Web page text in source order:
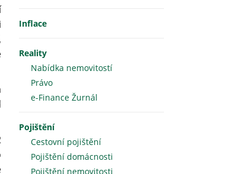
,
Inflace
Reality
Nabídka nemovitostí
Právo
e-Finance Žurnál
Pojištění
Cestovní pojištění
Pojištění domácnosti
Pojištění nemovitosti